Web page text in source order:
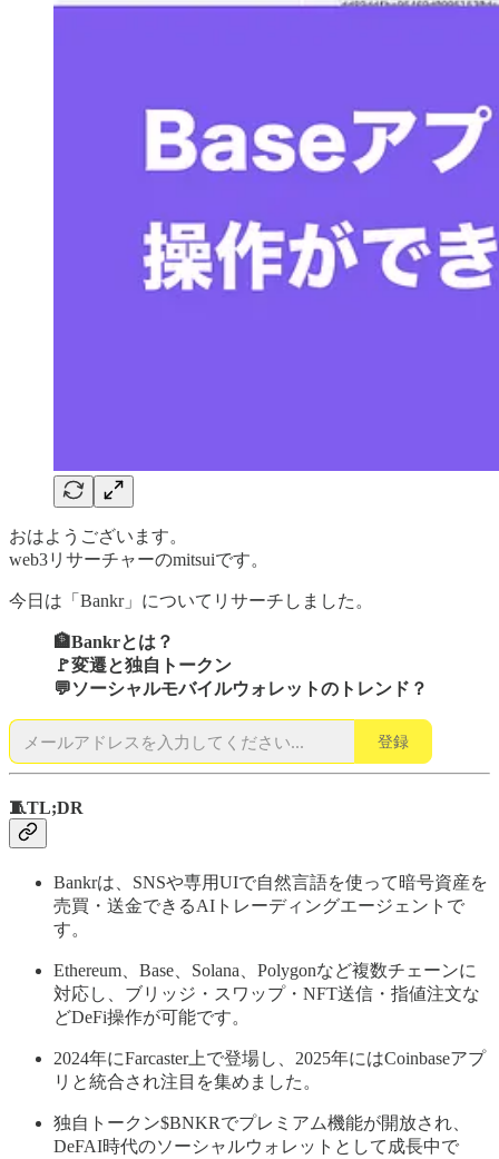
おはようございます。
web3リサーチャーのmitsuiです。
今日は「Bankr」についてリサーチしました。
🏦Bankrとは？
🚩変遷と独自トークン
💬ソーシャルモバイルウォレットのトレンド？
登録
🧵TL;DR
Bankrは、SNSや専用UIで自然言語を使って暗号資産を
売買・送金できるAIトレーディングエージェントで
す。
Ethereum、Base、Solana、Polygonなど複数チェーンに
対応し、ブリッジ・スワップ・NFT送信・指値注文な
どDeFi操作が可能です。
2024年にFarcaster上で登場し、2025年にはCoinbaseアプ
リと統合され注目を集めました。
独自トークン$BNKRでプレミアム機能が開放され、
DeFAI時代のソーシャルウォレットとして成長中で